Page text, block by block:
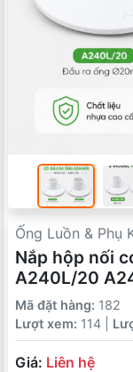
Ống Luồn & Phụ
Nắp hộp nối
A240L/20
Mã đặt hàng: 182
Lượt xem: 114 |
Giá: Liên hệ